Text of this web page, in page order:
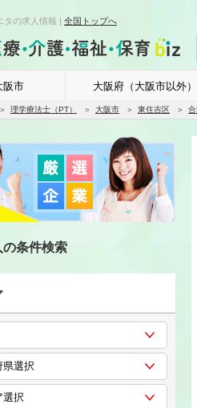
タの求人情報 | 全国トップへ
阪市 大阪府（大阪市以外）
理学療法士（PT） 大阪市 東住吉区
の条件検索